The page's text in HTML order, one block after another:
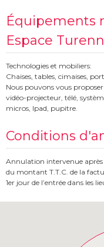
Équipements
Espace
Technologies et mobiliers:
Chaises, tables, cimaises,
Nous pouvons vous
vidéo-projecteur, télé,
micros, Ipad, pupitre.
Conditions
Annulation intervenue après
du montant T.T.C. de la
1er jour de l’entrée dans les